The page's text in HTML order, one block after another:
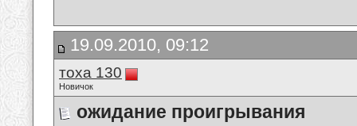
19.09.2010, 09:12
тоха 130
Новичок
ожидание проигрывания